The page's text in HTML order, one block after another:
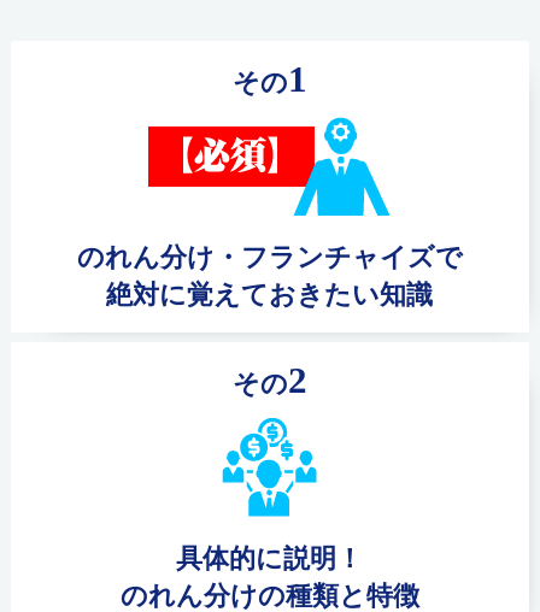
その1
のれん分け・フランチャイズで
絶対に覚えておきたい知識
その2
具体的に説明！
のれん分けの種類と特徴